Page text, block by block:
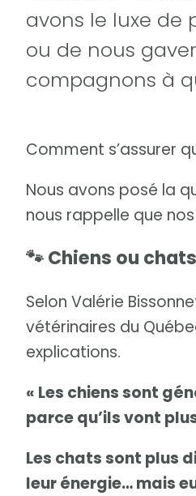
avons le luxe de
ou de nous
compagnons à
Comment s’assurer
Nous avons posé la
nous rappelle que
🐾 Chiens ou
Selon Valérie
vétérinaires du
explications.
« Les chiens sont
parce qu’ils vont
Les chats sont plus
leur énergie… mais